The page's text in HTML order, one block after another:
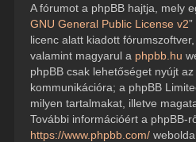
A fórumot a phpBB hajtja, mely
GNU General Public License v2
licenc alatt kiadott
valamint magyarul a phpbb.hu
phpBB csak lehetőséget nyújt
kommunikációra; a phpBB
milyen tartalmakat, illetve
További információért a phpBB-
https://www.phpbb.com/